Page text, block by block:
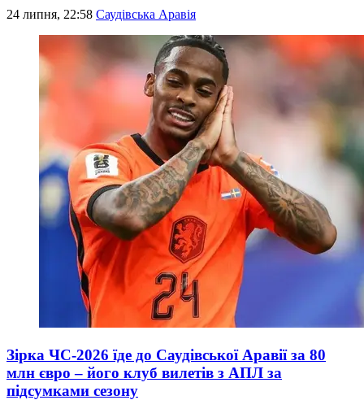
24 липня, 22:58 Саудівська Аравія
Зірка ЧС-2026 їде до Саудівської Аравії за 80
млн євро – його клуб вилетів з АПЛ за
підсумками сезону